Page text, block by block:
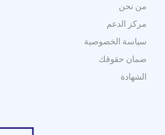
من نحن
مركز الدعم
سياسة الخصوصية
ضمان حقوقك
الشهادة